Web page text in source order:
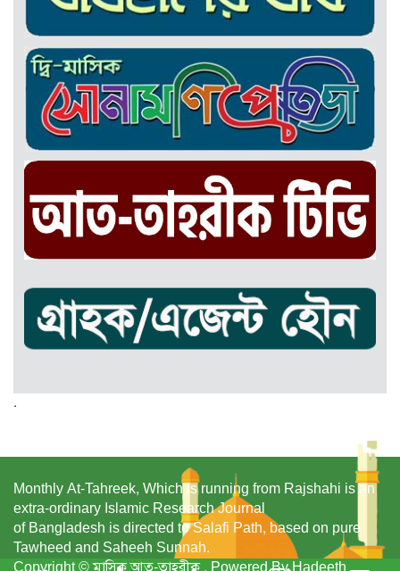
.
Monthly At-Tahreek, Which is running from Rajshahi is an
extra-ordinary Islamic Research Journal
of Bangladesh is directed to Salafi Path, based on pure
Tawheed and Saheeh Sunnah.
Copyright © মাসিক আত-তাহরীক , Powered By Hadeeth